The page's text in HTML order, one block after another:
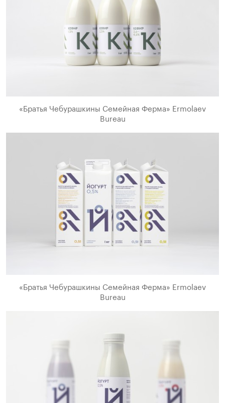
«Братья Чебурашкины Семейная Ферма» Ermolaev
Bureau
«Братья Чебурашкины Семейная Ферма» Ermolaev
Bureau